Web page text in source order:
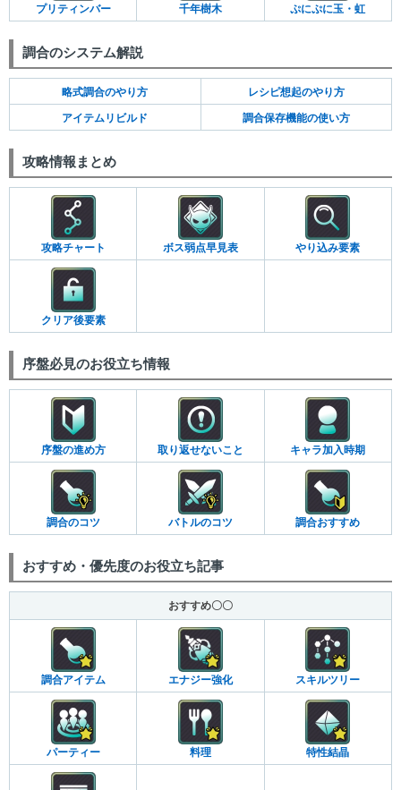
プリティンバー 千年樹木 ぷにぷに玉・虹
調合のシステム解説
略式調合のやり方 レシピ想起のやり方
アイテムリビルド 調合保存機能の使い方
攻略情報まとめ
攻略チャート ボス弱点早見表 やり込み要素
クリア後要素
序盤必見のお役立ち情報
序盤の進め方 取り返せないこと キャラ加入時期
調合のコツ バトルのコツ 調合おすすめ
おすすめ・優先度のお役立ち記事
おすすめ〇〇
調合アイテム エナジー強化 スキルツリー
パーティー 料理 特性結晶